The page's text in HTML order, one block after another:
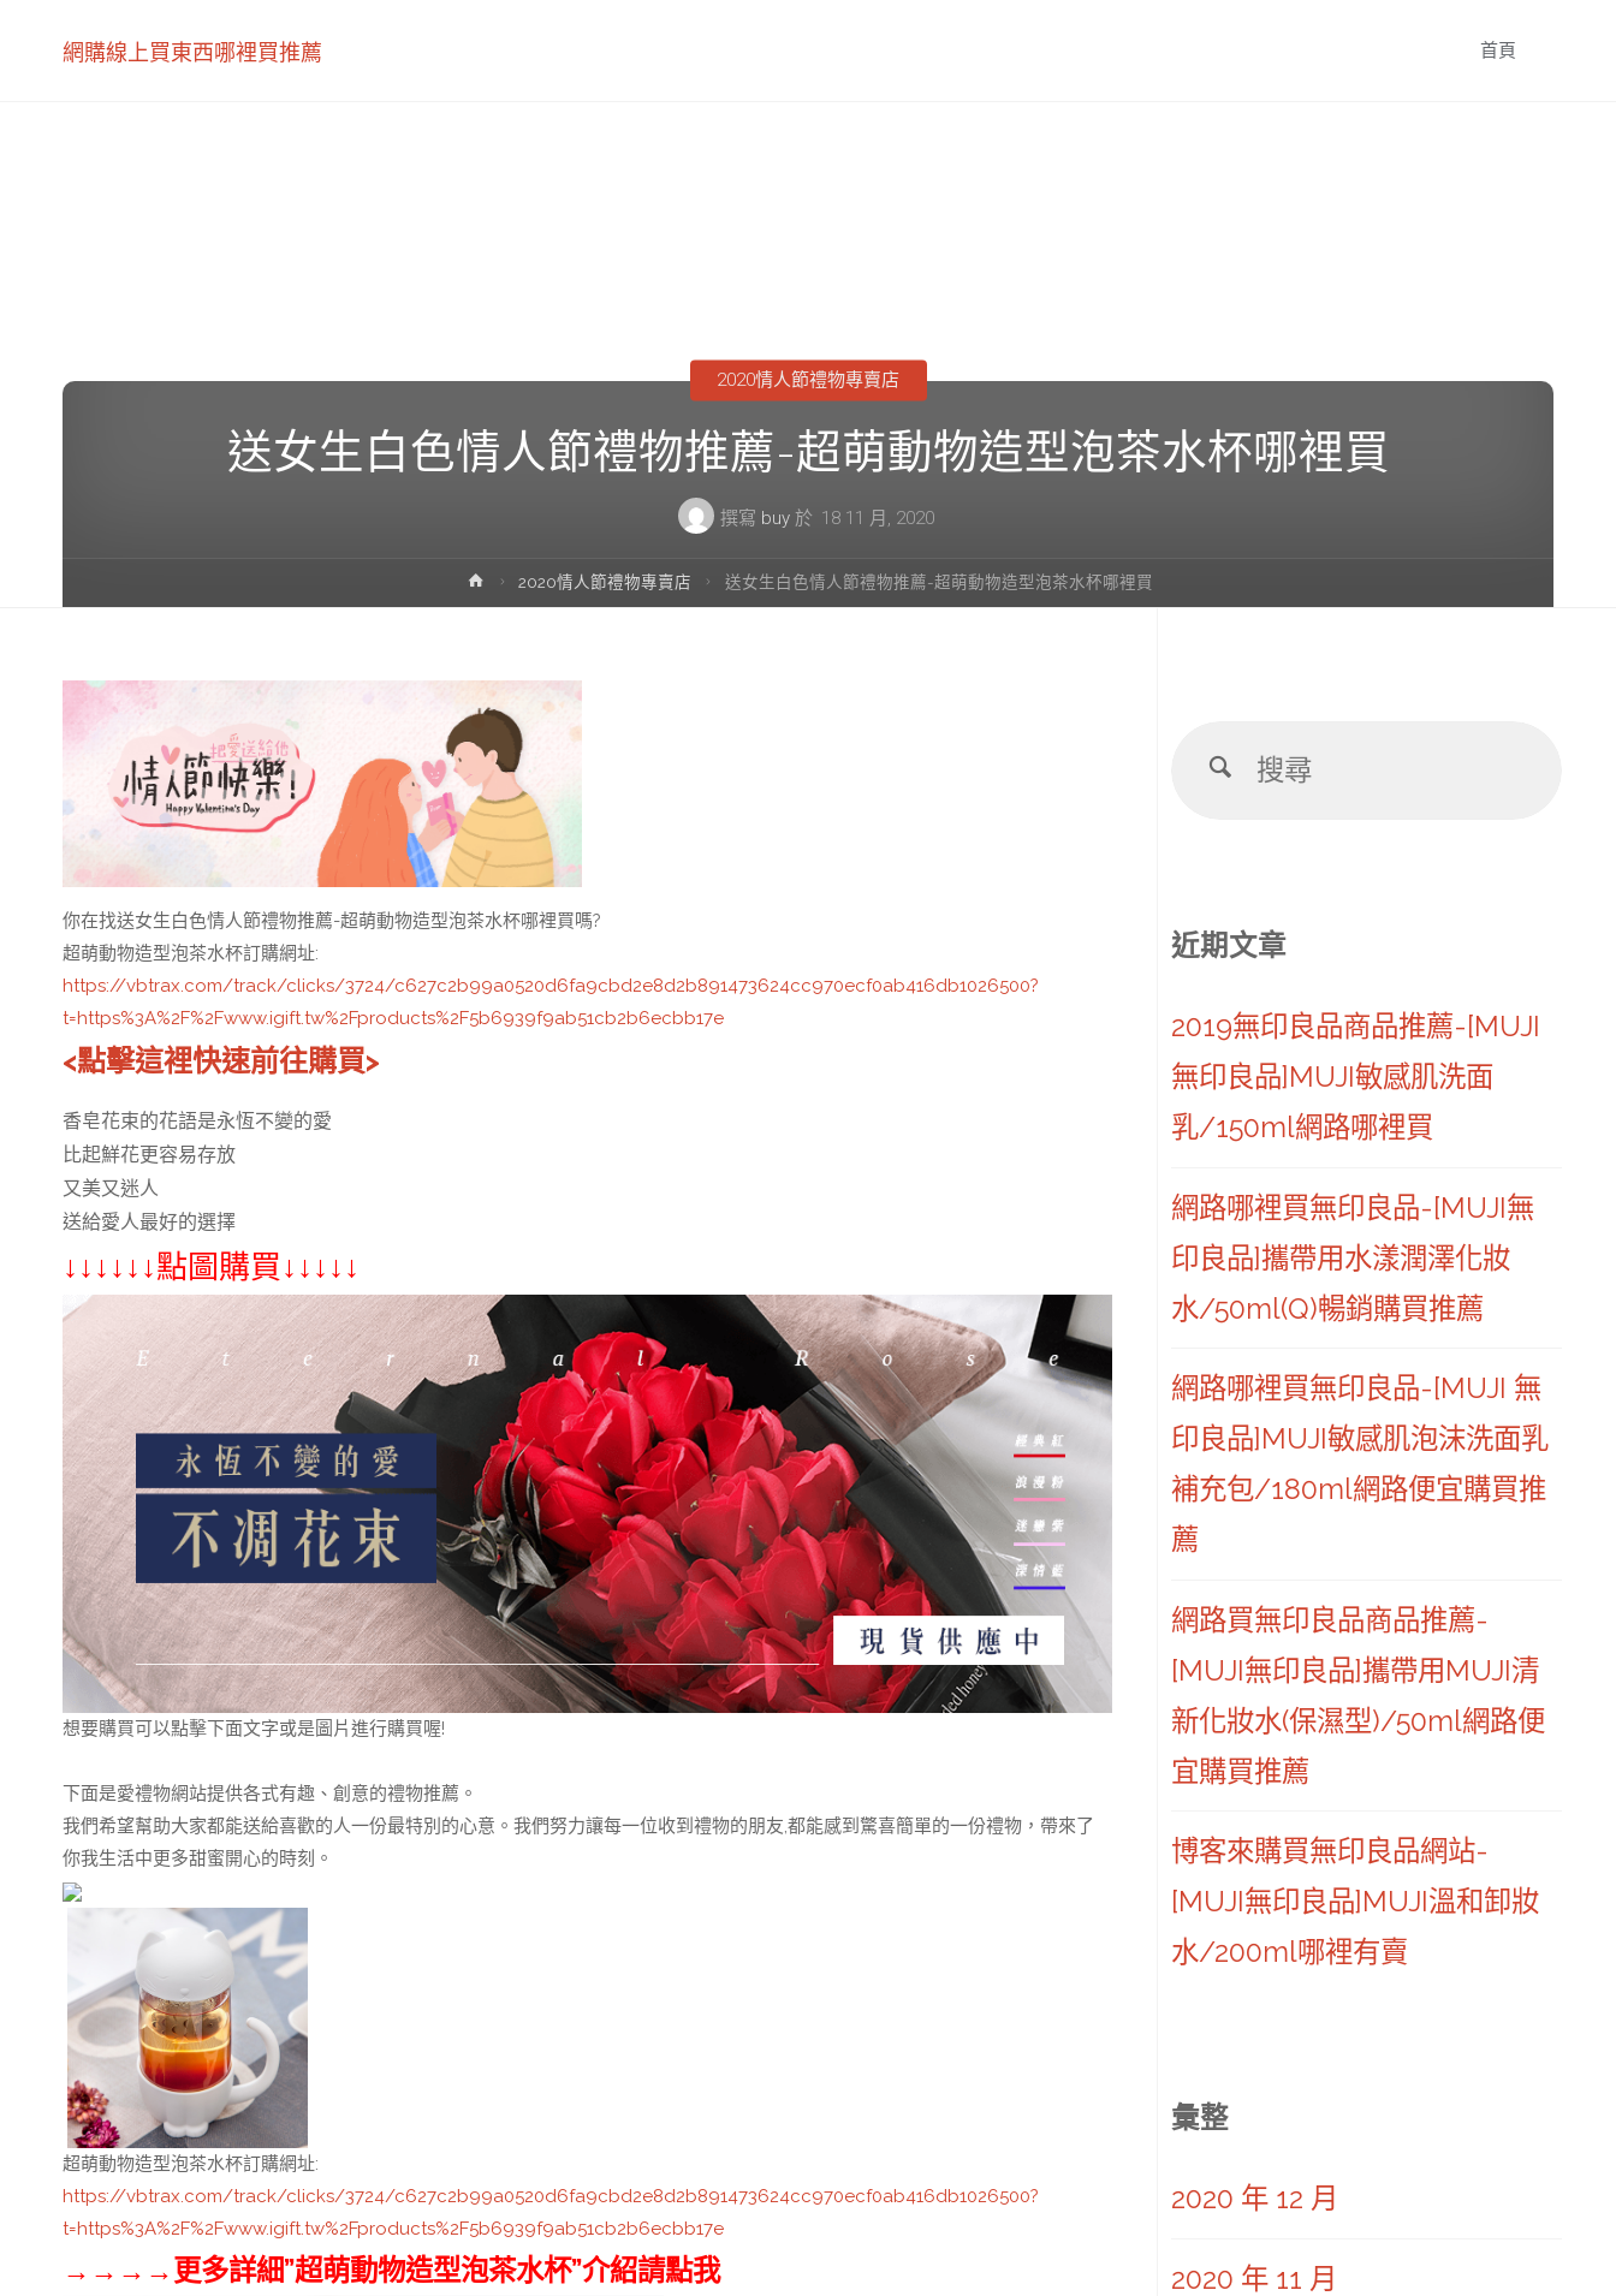
網購線上買東西哪裡買推薦 首頁
送女生白色情人節禮物推薦-超萌動物造型泡茶水杯哪裡買
撰寫 buy 於 18 11 月, 2020
2020情人節禮物專賣店
首
頁
2020情人節禮物專賣店 送女生白色情人節禮物推薦-超萌動物造型泡茶水杯哪裡買
你在找送女生白色情人節禮物推薦-超萌動物造型泡茶水杯哪裡買嗎?
超萌動物造型泡茶水杯訂購網址:
https://vbtrax.com/track/clicks/3724/c627c2b99a0520d6fa9cbd2e8d2b891473624cc970ecf0ab416db1026500?
t=https%3A%2F%2Fwww.igift.tw%2Fproducts%2F5b6939f9ab51cb2b6ecbb17e
<點擊這裡快速前往購買>
香皂花束的花語是永恆不變的愛
比起鮮花更容易存放
又美又迷人
送給愛人最好的選擇
↓↓↓↓↓↓點圖購買↓↓↓↓↓
想要購買可以點擊下面文字或是圖片進行購買喔!
下面是愛禮物網站提供各式有趣、創意的禮物推薦。
我們希望幫助大家都能送給喜歡的人一份最特別的心意。我們努力讓每一位收到禮物的朋友,都能感到驚喜簡單的一份禮物，帶來了
你我生活中更多甜蜜開心的時刻。
超萌動物造型泡茶水杯訂購網址:
https://vbtrax.com/track/clicks/3724/c627c2b99a0520d6fa9cbd2e8d2b891473624cc970ecf0ab416db1026500?
t=https%3A%2F%2Fwww.igift.tw%2Fproducts%2F5b6939f9ab51cb2b6ecbb17e
→→→→更多詳細”超萌動物造型泡茶水杯”介紹請點我
搜
近期文章
2019無印良品商品推薦-[MUJI
無印良品]MUJI敏感肌洗面
乳/150ml網路哪裡買
網路哪裡買無印良品-[MUJI無
印良品]攜帶用水漾潤澤化妝
水/50ml(Q)暢銷購買推薦
網路哪裡買無印良品-[MUJI 無
印良品]MUJI敏感肌泡沫洗面乳
補充包/180ml網路便宜購買推
薦
網路買無印良品商品推薦-
[MUJI無印良品]攜帶用MUJI清
新化妝水(保濕型)/50ml網路便
宜購買推薦
博客來購買無印良品網站-
[MUJI無印良品]MUJI溫和卸妝
水/200ml哪裡有賣
彙整
2020 年 12 月
2020 年 11 月